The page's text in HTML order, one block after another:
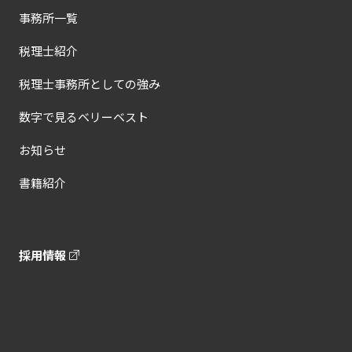
事務所一覧
税理士紹介
税理士事務所としての強み
数字で見るベリーベスト
お知らせ
書籍紹介
採用情報